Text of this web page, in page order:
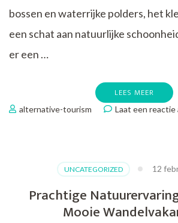
bossen en waterrijke polders, het
een schat aan natuurlijke
er een …
LEES MEER
alternative-tourism Laat een
UNCATEGORIZED 12
Prachtige
Mooie